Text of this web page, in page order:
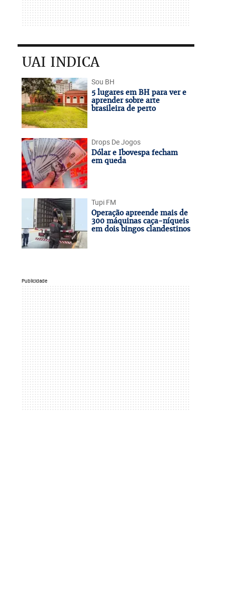
UAI INDICA
Sou BH
5 lugares em BH para ver e
aprender sobre arte
brasileira de perto
Drops De Jogos
Dólar e Ibovespa fecham
em queda
Tupi FM
Operação apreende mais de
300 máquinas caça-níqueis
em dois bingos clandestinos
Publicidade